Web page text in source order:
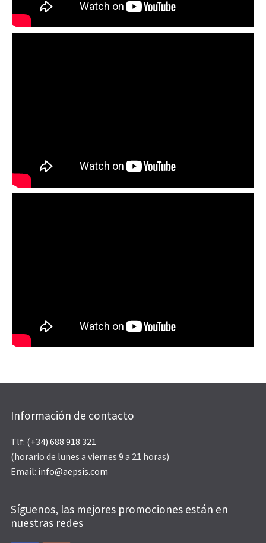
Información de contacto
Tlf: (+34) 688 918 321
(horario de lunes a viernes 9 a 21 horas)
Email: info@aepsis.com
Síguenos, las mejores promociones están en
nuestras redes